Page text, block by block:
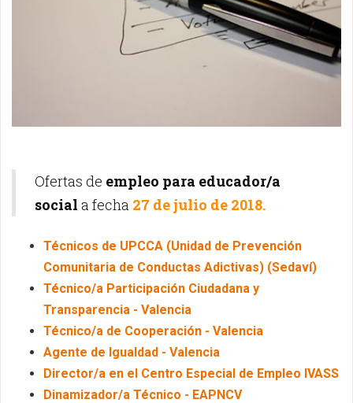
Ofertas de empleo para educador/a
social a fecha 27 de julio de 2018.
Técnicos de UPCCA (Unidad de Prevención
Comunitaria de Conductas Adictivas) (Sedaví)
Técnico/a Participación Ciudadana y
Transparencia - Valencia
Técnico/a de Cooperación - Valencia
Agente de Igualdad - Valencia
Director/a en el Centro Especial de Empleo IVASS
Dinamizador/a Técnico - EAPNCV